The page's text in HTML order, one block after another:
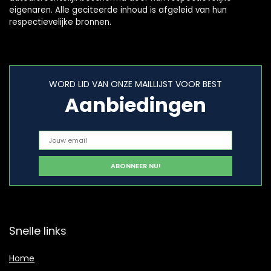
eigenaren. Alle geciteerde inhoud is afgeleid van hun
respectievelijke bronnen.
WORD LID VAN ONZE MAILLIJST VOOR BEST
Aanbiedingen
Snelle links
Home